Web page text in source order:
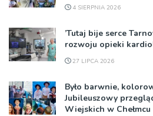
4 SIERPNIA 2026
’Tutaj bije serce
rozwoju opieki
27 LIPCA 2026
Było barwnie,
Jubileuszowy
Wiejskich w Chełmcu